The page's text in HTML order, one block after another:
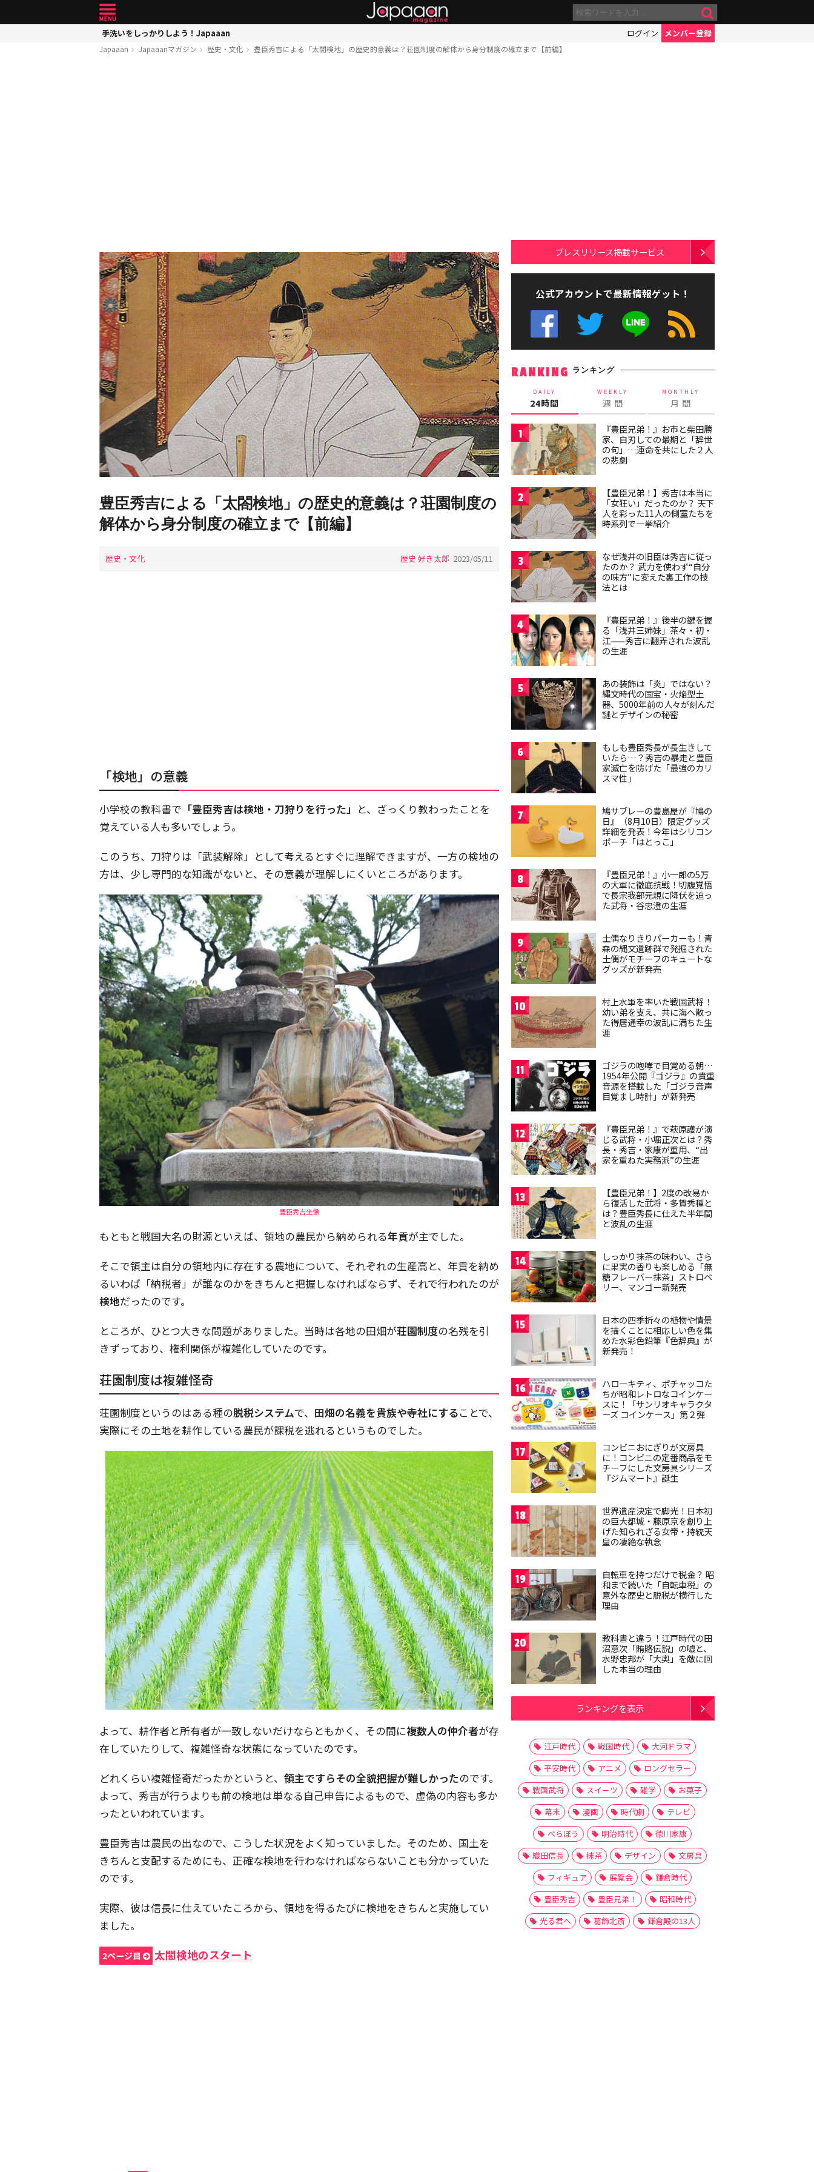
手洗いをしっかりしよう！Japaaan ログイン メンバー登録
Japaaan Japaaanマガジン 歴史・文化 豊臣秀吉による「太閤検地」の歴史的意義は？荘園制度の解体から身分制度の確立まで【前編】
豊臣秀吉による「太閤検地」の歴史的意義は？荘園制度の
解体から身分制度の確立まで【前編】
歴史・文化 歴史 好き太郎 2023/05/11
「検地」の意義
小学校の教科書で 「豊臣秀吉は検地・刀狩りを行った」 と、ざっくり教わったことを
覚えている人も多いでしょう。
このうち、刀狩りは「武装解除」として考えるとすぐに理解できますが、一方の検地の
方は、少し専門的な知識がないと、その意義が理解しにくいところがあります。
豊臣秀吉坐像
もともと戦国大名の財源といえば、領地の農民から納められる年貢が主でした。
そこで領主は自分の領地内に存在する農地について、それぞれの生産高と、年貢を納め
るいわば「納税者」が誰なのかをきちんと把握しなければならず、それで行われたのが
検地だったのです。
ところが、ひとつ大きな問題がありました。当時は各地の田畑が荘園制度の名残を引
きずっており、権利関係が複雑化していたのです。
荘園制度は複雑怪奇
荘園制度というのはある種の脱税システムで、 田畑の名義を貴族や寺社にすることで、
実際にその土地を耕作している農民が課税を逃れるというものでした。
よって、耕作者と所有者が一致しないだけならともかく、その間に複数人の仲介者が存
在していたりして、複雑怪奇な状態になっていたのです。
どれくらい複雑怪奇だったかというと、 領主ですらその全貌把握が難しかったのです。
よって、秀吉が行うよりも前の検地は単なる自己申告によるもので、虚偽の内容も多か
ったといわれています。
豊臣秀吉は農民の出なので、こうした状況をよく知っていました。そのため、国土を
きちんと支配するためにも、正確な検地を行わなければならないことも分かっていた
のです。
実際、彼は信長に仕えていたころから、領地を得るたびに検地をきちんと実施してい
ました。
2ページ目 太閤検地のスタート
プレスリリース掲載サービス
公式アカウントで最新情報ゲット！
RANKING ランキング
DAILY
24時間
WEEKLY
週 間
MONTHLY
月 間
1
『豊臣兄弟！』お市と柴田勝
家、自刃しての最期と「辞世
の句」…運命を共にした２人
の悲劇
2
【豊臣兄弟！】秀吉は本当に
「女狂い」だったのか？ 天下
人を彩った11人の側室たちを
時系列で一挙紹介
3
なぜ浅井の旧臣は秀吉に従っ
たのか？ 武力を使わず“自分
の味方”に変えた裏工作の技
法とは
4
『豊臣兄弟！』後半の鍵を握
る「浅井三姉妹」茶々・初・
江——秀吉に翻弄された波乱
の生涯
5
あの装飾は「炎」ではない？
縄文時代の国宝・火焔型土
器、5000年前の人々が刻んだ
謎とデザインの秘密
6
もしも豊臣秀長が長生きして
いたら…？秀吉の暴走と豊臣
家滅亡を防げた「最強のカリ
スマ性」
7
鳩サブレーの豊島屋が『鳩の
日』（8月10日）限定グッズ
詳細を発表！今年はシリコン
ポーチ「はとっこ」
8
『豊臣兄弟！』小一郎の5万
の大軍に徹底抗戦！切腹覚悟
で長宗我部元親に降伏を迫っ
た武将・谷忠澄の生涯
9
土偶なりきりパーカーも！青
森の縄文遺跡群で発掘された
土偶がモチーフのキュートな
グッズが新発売
10
村上水軍を率いた戦国武将！
幼い弟を支え、共に海へ散っ
た得居通幸の波乱に満ちた生
涯
11
ゴジラの咆哮で目覚める朝…
1954年公開『ゴジラ』の貴重
音源を搭載した「ゴジラ音声
目覚まし時計」が新発売
12
『豊臣兄弟！』で萩原護が演
じる武将・小堀正次とは？秀
長・秀吉・家康が重用、“出
家を重ねた実務派”の生涯
13
【豊臣兄弟！】2度の改易か
ら復活した武将・多賀秀種と
は？豊臣秀長に仕えた半年間
と波乱の生涯
14
しっかり抹茶の味わい、さら
に果実の香りも楽しめる「無
糖フレーバー抹茶」ストロベ
リー、マンゴー新発売
15
日本の四季折々の植物や情景
を描くことに相応しい色を集
めた水彩色鉛筆『色辞典』が
新発売！
16
ハローキティ、ポチャッコた
ちが昭和レトロなコインケー
スに！「サンリオキャラクタ
ーズ コインケース」第２弾
17
コンビニおにぎりが文房具
に！コンビニの定番商品をモ
チーフにした文房具シリーズ
『ジムマート』誕生
18
世界遺産決定で脚光！日本初
の巨大都城・藤原京を創り上
げた知られざる女帝・持統天
皇の凄絶な執念
19
自転車を持つだけで税金？ 昭
和まで続いた「自転車税」の
意外な歴史と脱税が横行した
理由
20
教科書と違う！江戸時代の田
沼意次「賄賂伝説」の嘘と、
水野忠邦が「大奥」を敵に回
した本当の理由
ランキングを表示
江戸時代 戦国時代
大河ドラマ
平安時代
アニメ
ロングセラー
戦国武将
スイーツ 雑学
お菓子
幕末
漫画 時代劇
テレビ
べらぼう
明治時代
徳川家康
織田信長
抹茶 デザイン
文房具
フィギュア
展覧会
鎌倉時代
豊臣秀吉
豊臣兄弟！
昭和時代
光る君へ
葛飾北斎 鎌倉殿の13人